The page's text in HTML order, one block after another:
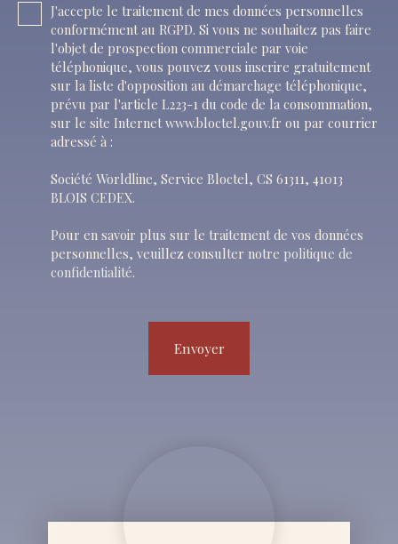
J'accepte le traitement de mes données personnelles
conformément au RGPD. Si vous ne souhaitez pas faire
l'objet de prospection commerciale par voie
téléphonique, vous pouvez vous inscrire gratuitement
sur la liste d'opposition au démarchage téléphonique,
prévu par l'article L223-1 du code de la consommation,
sur le site Internet www.bloctel.gouv.fr ou par courrier
adressé à :
Société Worldline, Service Bloctel, CS 61311, 41013
BLOIS CEDEX.
Pour en savoir plus sur le traitement de vos données
personnelles, veuillez consulter notre politique de
confidentialité.
Envoyer